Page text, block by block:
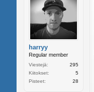
harryy
Regular member
Viestejä:
295
Kiitokset:
5
Pisteet:
28